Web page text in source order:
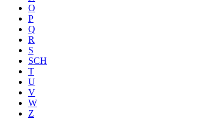
O
P
Q
R
S
SCH
T
U
V
W
Z